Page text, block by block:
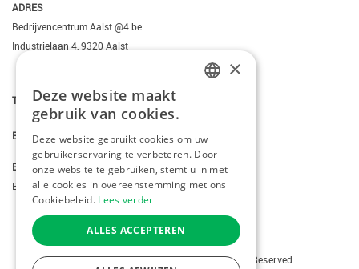
ADRES
Bedrijvencentrum Aalst @4.be
Industrielaan 4, 9320 Aalst
T. +3223095206
E. info@kiddotravel.be
BTW
BE 0685795740
Copyright © 2026 Kiddotravel. All Rights Reserved
ENGLISH
×
Deze website maakt
gebruik van cookies.
Deze website gebruikt cookies om uw
gebruikerservaring te verbeteren. Door
onze website te gebruiken, stemt u in met
alle cookies in overeenstemming met ons
Cookiebeleid. Lees verder
ALLES ACCEPTEREN